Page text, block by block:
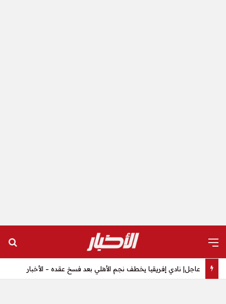
عاجل| نادي إفريقيا يخطف نجم الأهلي بعد فسخ عقده – الأخبار